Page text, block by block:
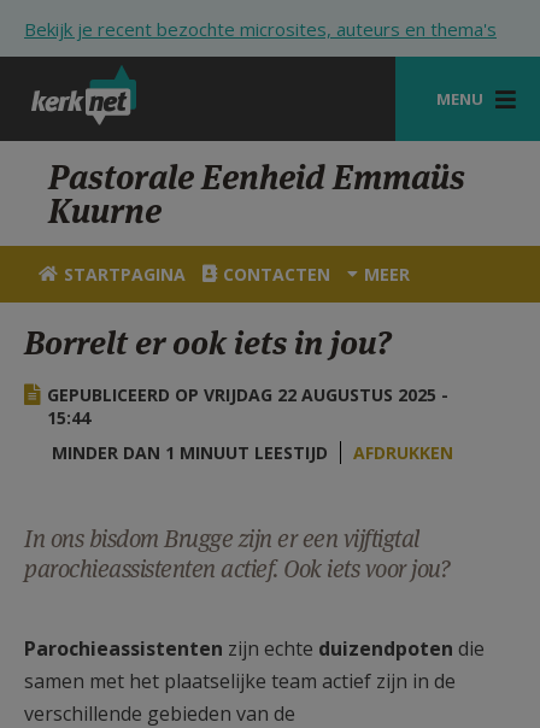
Bekijk je recent bezochte microsites, auteurs en thema's
MENU
STARTPAGINA
KERK
VIERINGEN
HULP
STARTPAGINA PORTAAL
AANMELDEN OF REGISTREREN
Pastorale Eenheid Emmaüs
Kuurne
STARTPAGINA CONTACTEN MEER
Borrelt er ook iets in jou?
GEPUBLICEERD OP VRIJDAG 22 AUGUSTUS 2025 -
15:44
MINDER DAN 1 MINUUT LEESTIJD
AFDRUKKEN
In ons bisdom Brugge zijn er een vijftigtal
parochieassistenten actief. Ook iets voor jou?
Parochieassistenten zijn echte duizendpoten die
samen met het plaatselijke team actief zijn in de
verschillende gebieden van de